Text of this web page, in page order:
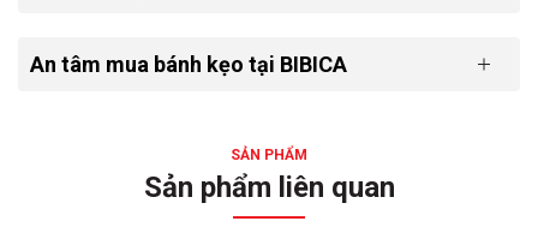
An tâm mua bánh kẹo tại BIBICA
SẢN PHẨM
Sản phẩm liên quan